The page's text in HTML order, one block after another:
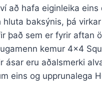
að hafa eiginleika
hluta baksýnis, þá
það sem er fyrir aftan
kemur 4×4
ásar eru aðalsmerki
eins og upprunalega